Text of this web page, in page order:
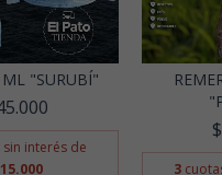
ML "SURUBÍ"
sin interés de
3